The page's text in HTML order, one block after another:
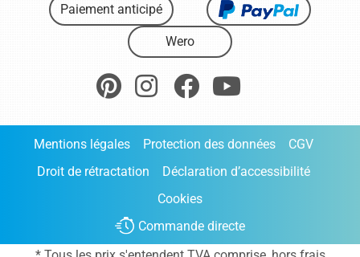
Paiement anticipé
Wero
Mentions légales Protection des données
CGV
Droit de rétractation
Déclaration d’accessibilité
Cookies
Commande directe